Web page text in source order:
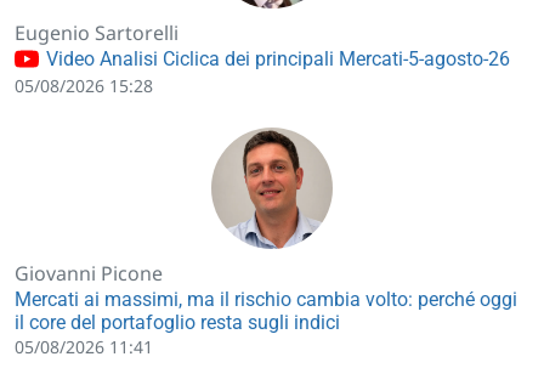
Eugenio Sartorelli
Video Analisi Ciclica dei principali Mercati-5-agosto-26
05/08/2026 15:28
Giovanni Picone
Mercati ai massimi, ma il rischio cambia volto: perché oggi
il core del portafoglio resta sugli indici
05/08/2026 11:41